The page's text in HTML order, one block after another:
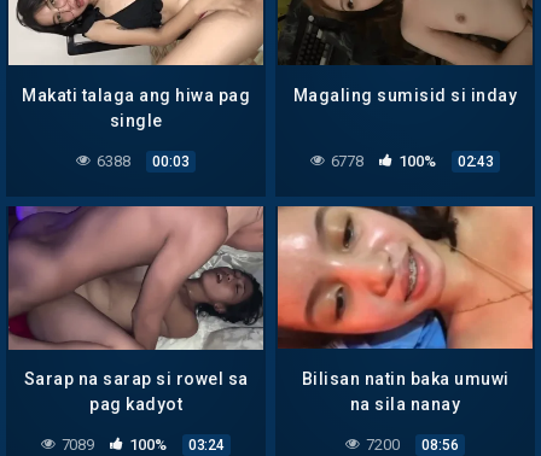
Makati talaga ang hiwa pag
single
6388 00:03
Magaling sumisid si inday
6778 100% 02:43
Sarap na sarap si rowel sa
pag kadyot
7089 100% 03:24
Bilisan natin baka umuwi
na sila nanay
7200 08:56